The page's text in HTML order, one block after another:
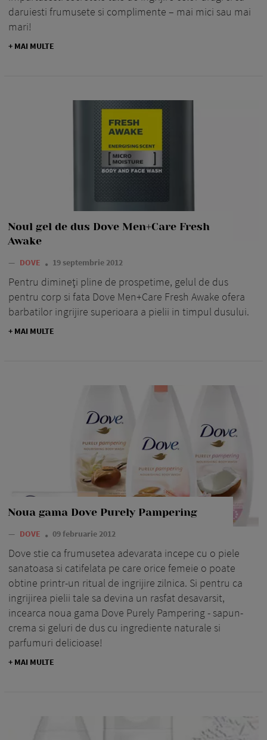
daruiesti frumusete si complimente – mai mici sau mai
mari!
+ MAI MULTE
Noul gel de dus Dove Men+Care Fresh
Awake
— DOVE 19 septembrie 2012
Pentru dimineţi pline de prospetime, gelul de dus
pentru corp si fata Dove Men+Care Fresh Awake ofera
barbatilor ingrijire superioara a pielii in timpul dusului.
+ MAI MULTE
Noua gama Dove Purely Pampering
— DOVE 09 februarie 2012
Dove stie ca frumusetea adevarata incepe cu o piele
sanatoasa si catifelata pe care orice femeie o poate
obtine printr-un ritual de ingrijire zilnica. Si pentru ca
ingrijirea pielii tale sa devina un rasfat desavarsit,
incearca noua gama Dove Purely Pampering - sapun-
crema si geluri de dus cu ingrediente naturale si
parfumuri delicioase!
+ MAI MULTE